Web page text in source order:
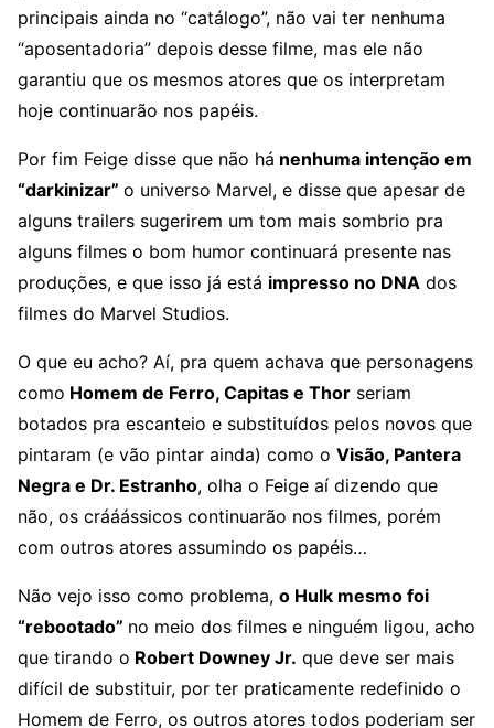
principais ainda no “catálogo”, não vai ter nenhuma
“aposentadoria” depois desse filme, mas ele não
garantiu que os mesmos atores que os interpretam
hoje continuarão nos papéis.
Por fim Feige disse que não há nenhuma intenção em
“darkinizar” o universo Marvel, e disse que apesar de
alguns trailers sugerirem um tom mais sombrio pra
alguns filmes o bom humor continuará presente nas
produções, e que isso já está impresso no DNA dos
filmes do Marvel Studios.
O que eu acho? Aí, pra quem achava que personagens
como Homem de Ferro, Capitas e Thor seriam
botados pra escanteio e substituídos pelos novos que
pintaram (e vão pintar ainda) como o Visão, Pantera
Negra e Dr. Estranho, olha o Feige aí dizendo que
não, os crááássicos continuarão nos filmes, porém
com outros atores assumindo os papéis…
Não vejo isso como problema, o Hulk mesmo foi
“rebootado” no meio dos filmes e ninguém ligou, acho
que tirando o Robert Downey Jr. que deve ser mais
difícil de substituir, por ter praticamente redefinido o
Homem de Ferro, os outros atores todos poderiam ser